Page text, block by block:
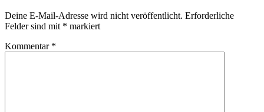
Deine E-Mail-Adresse wird nicht veröffentlicht. Erforderliche
Felder sind mit * markiert
Kommentar *